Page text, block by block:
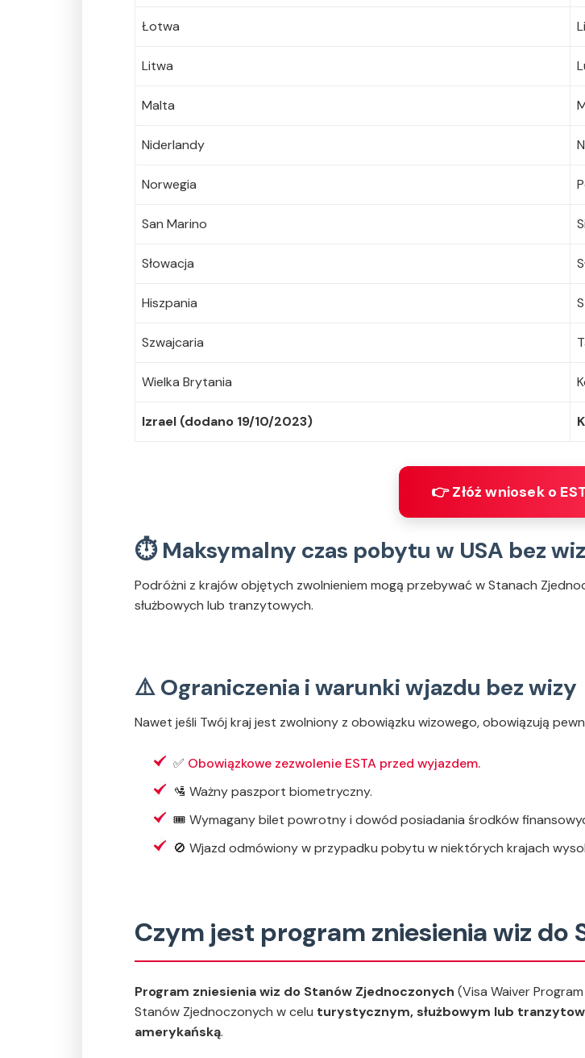
Łotwa
Litwa
Malta
Niderlandy
Norwegia
San Marino
Słowacja
Hiszpania
Szwajcaria
Wielka Brytania
Izrael (dodano 19/10/2023)
👉 Złóż wniosek o
⏱ Maksymalny czas pobytu w USA bez
Podróżni z krajów objętych zwolnieniem mogą przebywać w Stanach
służbowych lub tranzytowych.
⚠️ Ograniczenia i warunki wjazdu bez wizy
Nawet jeśli Twój kraj jest zwolniony z obowiązku wizowego, obowiązują
✅ Obowiązkowe zezwolenie ESTA przed wyjazdem.
🛂 Ważny paszport biometryczny.
🎟 Wymagany bilet powrotny i dowód posiadania środków
🚫 Wjazd odmówiony w przypadku pobytu w niektórych krajach
Czym jest program zniesienia wiz do
Program zniesienia wiz do Stanów Zjednoczonych (Visa Waiver
Stanów Zjednoczonych w celu turystycznym, służbowym lub
amerykańską.